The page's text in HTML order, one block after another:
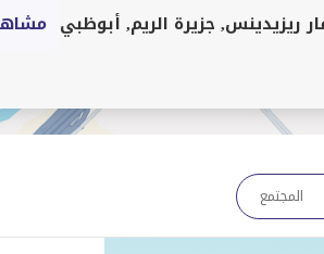
ريزيدينس, جزيرة الريم, أبوظبي
المجتمع